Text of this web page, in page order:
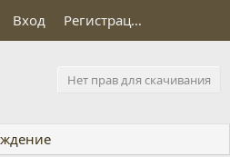
Вход Регистрация
Нет прав для скачивания